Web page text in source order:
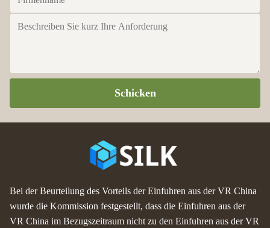
Schicken
Bei der Beurteilung des Vorteils der Einfuhren aus der VR China
wurde die Kommission festgestellt, dass die Einfuhren aus der
VR China im Bezugszeitraum nicht zu den Einfuhren aus der VR